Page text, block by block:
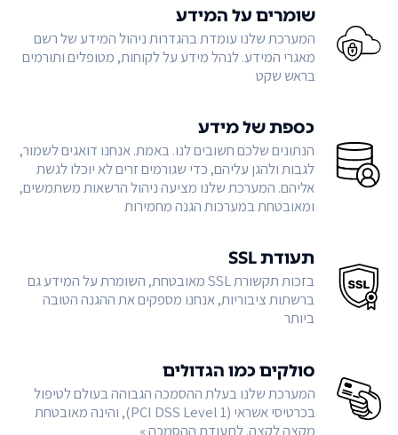
שומרים על המידע
המערכת שלנו עומדת בהגדרות ניהול המידע של רשם
מאגרי המידע. לנהל מידע על לקוחות, מטופלים ותורמים
בראש שקט
כספת של מידע
הנתונים שלכם חשובים לנו. באמת. אנחנו דואגים לשמור,
לגבות ולהגן עליהם, כדי שגורמים זרים לא יוכלו לגשת
אליהם. המערכת שלנו מציעה ניהול הרשאות משתמשים,
ומאובטחת במערכות הגנה מחמירות
תעודת SSL
בזכות תקשורת SSL מאובטחת, השומרת על המידע גם
ברשתות ציבוריות, אנחנו מספקים את ההגנה הטובה
ביותר
סולקים כמו הגדולים
המערכת שלנו בעלת ההסמכה הגבוהה בעולם לטיפול
בכרטיסי אשראי (PCI DSS Level 1), והינה מאובטחת
מקצה לקצה.לתעודת ההסמכה »